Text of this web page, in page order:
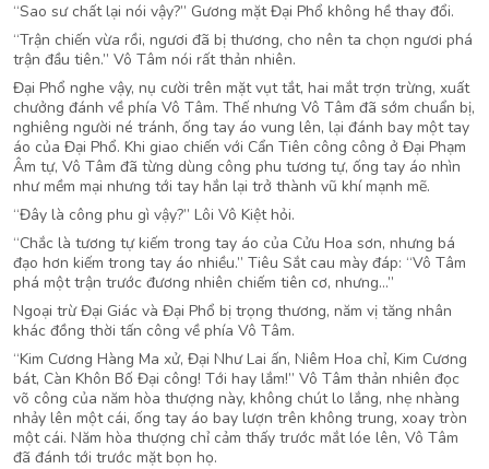
“Sao sư chất lại nói vậy?” Gương mặt Đại Phổ không hề thay đổi.
“Trận chiến vừa rồi, ngươi đã bị thương, cho nên ta chọn ngươi phá
trận đầu tiên.” Vô Tâm nói rất thản nhiên.
Đại Phổ nghe vậy, nụ cười trên mặt vụt tắt, hai mắt trợn trừng, xuất
chưởng đánh về phía Vô Tâm. Thế nhưng Vô Tâm đã sớm chuẩn bị,
nghiêng người né tránh, ống tay áo vung lên, lại đánh bay một tay
áo của Đại Phổ. Khi giao chiến với Cẩn Tiên công công ở Đại Phạm
Âm tự, Vô Tâm đã từng dùng công phu tương tự, ống tay áo nhìn
như mềm mại nhưng tới tay hắn lại trở thành vũ khí mạnh mẽ.
“Đây là công phu gì vậy?” Lôi Vô Kiệt hỏi.
“Chắc là tương tự kiếm trong tay áo của Cửu Hoa sơn, nhưng bá
đạo hơn kiếm trong tay áo nhiều.” Tiêu Sắt cau mày đáp: “Vô Tâm
phá một trận trước đương nhiên chiếm tiên cơ, nhưng…”
Ngoại trừ Đại Giác và Đại Phổ bị trọng thương, năm vị tăng nhân
khác đồng thời tấn công về phía Vô Tâm.
“Kim Cương Hàng Ma xử, Đại Như Lai ấn, Niêm Hoa chỉ, Kim Cương
bát, Càn Khôn Bố Đại công! Tới hay lắm!” Vô Tâm thản nhiên đọc
võ công của năm hòa thượng này, không chút lo lắng, nhẹ nhàng
nhảy lên một cái, ống tay áo bay lượn trên không trung, xoay tròn
một cái. Năm hòa thượng chỉ cảm thấy trước mắt lóe lên, Vô Tâm
đã đánh tới trước mặt bọn họ.